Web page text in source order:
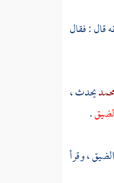
قال : فقال
يحدث ،
.
، وقرأ